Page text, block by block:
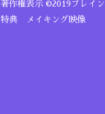
著作権表示 ©2019ブレイン
特典 メイキング映像